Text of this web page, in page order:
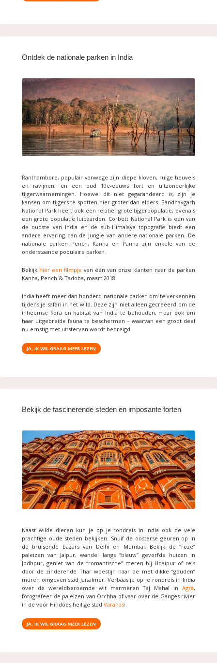
Ontdek de nationale parken in India
Ranthambore, populair vanwege zijn diepe kloven, ruige heuvels
en ravijnen, en een oud 10e-eeuws fort en uitzonderlijke
tijgerwaarnemingen. Hoewel dit niet gegarandeerd is, zijn je
kansen om tijgers te spotten hier groter dan elders. Bandhavgarh
National Park heeft ook een relatief grote tijgerpopulatie, evenals
een grote populatie luipaarden. Corbett National Park is een van
de oudste van India en de sub-Himalaya topografie biedt een
andere ervaring dan de jungle van andere nationale parken. De
nationale parken Pench, Kanha en Panna zijn enkele van de
onderstaande populaire parken.
Bekijk hier een filmpje van één van onze klanten naar de parken
Kanha, Pench & Tadoba, maart 2018
India heeft meer dan honderd nationale parken om te verkennen
tijdens je safari in het wild. Deze zijn niet alleen gecreëerd om de
inheemse flora en habitat van India te behouden, maar ook om
haar uitgebreide fauna te beschermen – waarvan een groot deel
nu ernstig met uitsterven wordt bedreigd.
JA, IK WIL GRAAG MEER LEZEN
Bekijk de fascinerende steden en imposante forten
Naast wilde dieren kun je op je rondreis in India ook de vele
prachtige oude steden bekijken. Snuif de oosterse geuren op in
de bruisende bazars van Delhi en Mumbai. Bekijk de “roze”
paleizen van Jaipur, wandel langs “blauw” geverfde huizen in
Jodhpur, geniet van de “romantische” meren bij Udaipur of reis
door de zinderende Thar woestijn naar de met dikke “gouden”
muren omgeven stad Jaisalmer. Verbaas je op je rondreis in India
over de wereldberoemde wit marmeren Taj Mahal in Agra,
fotografeer de paleizen van Orchha of vaar over de Ganges rivier
in de voor Hindoes heilige stad Varanasi.
JA, IK WIL GRAAG MEER LEZEN